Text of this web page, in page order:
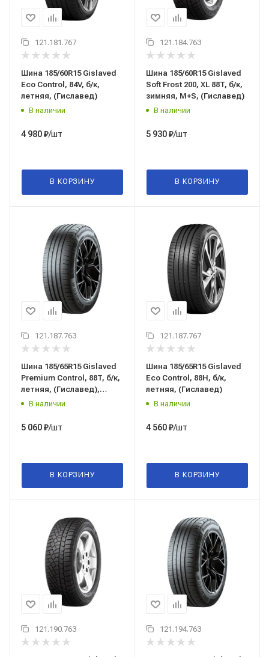
121.181.767
Шина 185/60R15 Gislaved
Eco Control, 84V, б/к,
летняя, (Гиславед)
В наличии
4 980₽/шт
В КОРЗИНУ
121.184.763
Шина 185/60R15 Gislaved
Soft Frost 200, XL 88T, б/к,
зимняя, M+S, (Гиславед)
В наличии
5 930₽/шт
В КОРЗИНУ
121.187.763
Шина 185/65R15 Gislaved
Premium Control, 88T, б/к,
летняя, (Гиславед),
Россия
В наличии
5 060₽/шт
В КОРЗИНУ
121.187.767
Шина 185/65R15 Gislaved
Eco Control, 88H, б/к,
летняя, (Гиславед)
В наличии
4 560₽/шт
В КОРЗИНУ
121.190.763 121.194.763